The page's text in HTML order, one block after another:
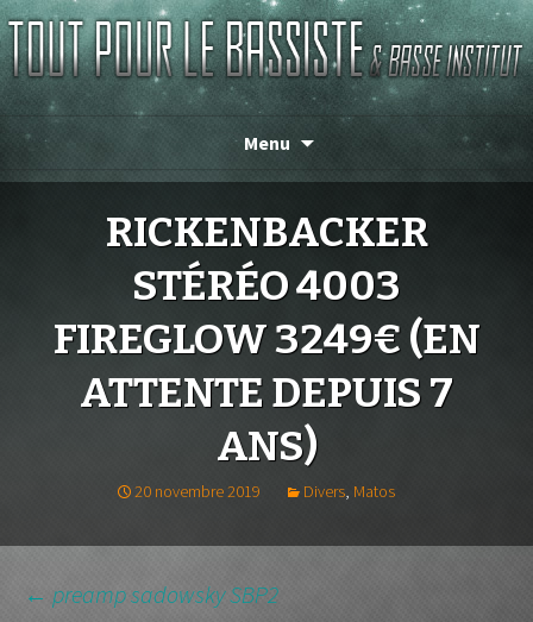
TOUT POUR LE BASSISTE
Menu
RICKENBACKER
STÉRÉO 4003
FIREGLOW 3249€ (EN
ATTENTE DEPUIS 7
ANS)
20 novembre 2019 Divers, Matos
← preamp sadowsky SBP2